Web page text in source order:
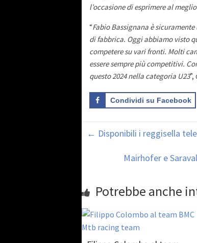
l’occasione di esprimere al
“Fabio Bassignana è
di fabbrica. Oggi abbiamo visto
competere su vari fronti. Molti
essere sempre più competitivi.
questo 2024 nella categoria U23
Condividi su Facebook
← Disponibili i reggisella
Mairhofer e
Potrebbe anche